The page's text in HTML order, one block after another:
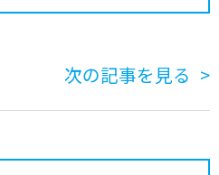
次の記事を見る